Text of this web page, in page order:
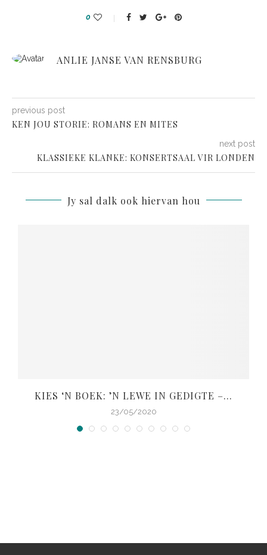
0
ANLIE JANSE VAN RENSBURG
previous post
KEN JOU STORIE: ROMANS EN MITES
next post
KLASSIEKE KLANKE: KONSERTSAAL VIR LONDEN
Jy sal dalk ook hiervan hou
KIES ‘N BOEK: ’N LEWE IN GEDIGTE –...
23/05/2020